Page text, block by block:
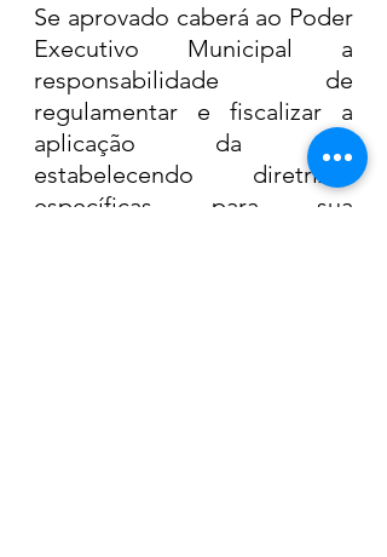
Se aprovado caberá ao Poder
Executivo Municipal a
responsabilidade de
regulamentar e fiscalizar a
aplicação da lei,
estabelecendo diretrizes
específicas para sua